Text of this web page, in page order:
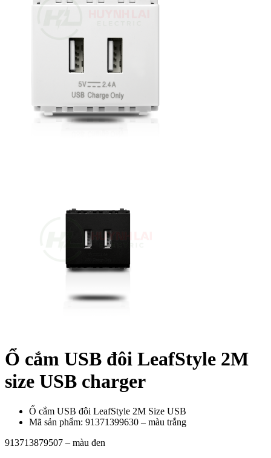
Ổ cắm USB đôi LeafStyle 2M
size USB charger
Ổ cắm USB đôi LeafStyle 2M Size USB
Mã sản phẩm: 91371399630 – màu trắng
913713879507 – màu đen